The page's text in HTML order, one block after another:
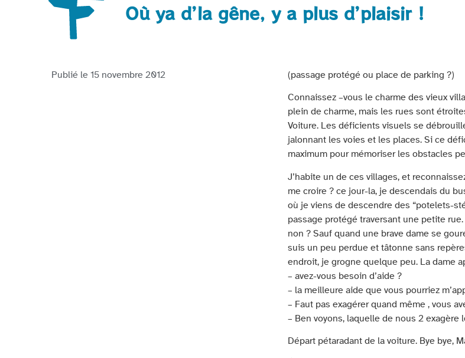
Où ya d’la gêne, y a plus d’plaisir !
Publié le 15 novembre 2012 (passage protégé ou place de parking ?)
Connaissez –vous le charme des vieux
plein de charme, mais les rues sont
Voiture. Les déficients visuels se
jalonnant les voies et les places. Si ce
maximum pour mémoriser les obstacles
J’habite un de ces villages, et
me croire ? ce jour-la, je descendais du
où je viens de descendre des “potelets-
passage protégé traversant une petite
non ? Sauf quand une brave dame se
suis un peu perdue et tâtonne sans
endroit, je grogne quelque peu. La dame
– avez-vous besoin d’aide ?
– la meilleure aide que vous pourriez
– Faut pas exagérer quand même , vous
– Ben voyons, laquelle de nous 2 exagère
Départ pétaradant de la voiture. Bye bye,